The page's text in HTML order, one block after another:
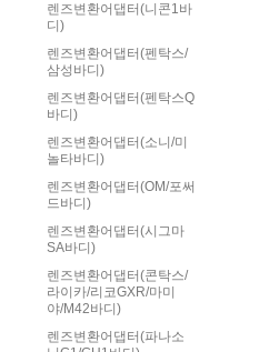
렌즈변환어댑터(니콘1바
디)
렌즈변환어댑터(펜탁스/
삼성바디)
렌즈변환어댑터(펜탁스Q
바디)
렌즈변환어댑터(소니/미
놀타바디)
렌즈변환어댑터(OM/포써
드바디)
렌즈변환어댑터(시그마
SA바디)
렌즈변환어댑터(콘탁스/
라이카/리코GXR/마미
야/M42바디)
렌즈변환어댑터(파나소